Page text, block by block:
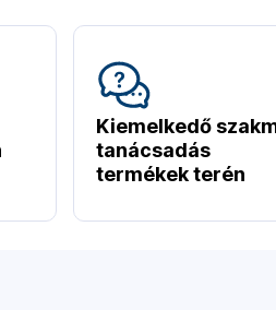
Kiemelkedő
tanácsadás
termékek terén